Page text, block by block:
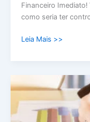
Financeiro
como seria ter
Leia Mais >>
Entendendo
as
Taxas